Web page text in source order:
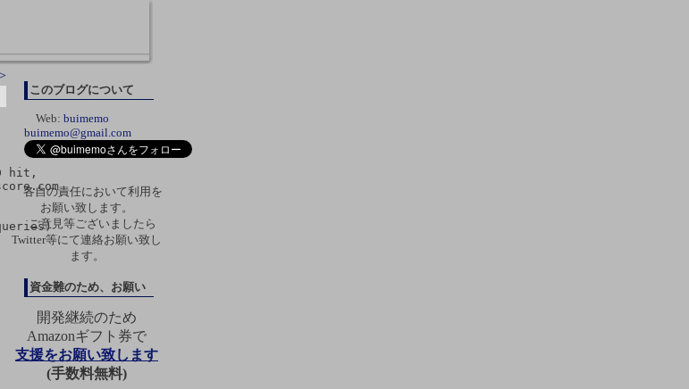
hit,
このブログについて
Web: buimemo
buimemo@gmail.com
各自の責任において利用を
お願い致します。
ご意見等ございましたら
Twitter等にて連絡お願い致し
ます。
資金難のため、お願い
開発継続のため
Amazonギフト券で
支援をお願い致します
(手数料無料)